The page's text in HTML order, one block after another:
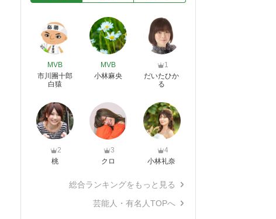
MVB
市川團十郎
白猿
MVB
小林麻央
1
だいたひか
る
2
桃
3
クロ
4
小林礼奈
総合ランキングをもっと見る
芸能人・有名人TOPへ